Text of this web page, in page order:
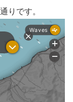
りです。